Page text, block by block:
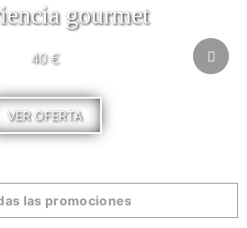
gourmet
40 €
VER OFERTA
las promociones